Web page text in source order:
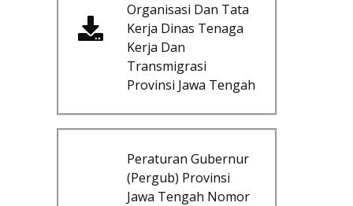
Organisasi Dan Tata
Kerja Dinas Tenaga
Kerja Dan
Transmigrasi
Provinsi Jawa Tengah
Peraturan Gubernur
(Pergub) Provinsi
Jawa Tengah Nomor